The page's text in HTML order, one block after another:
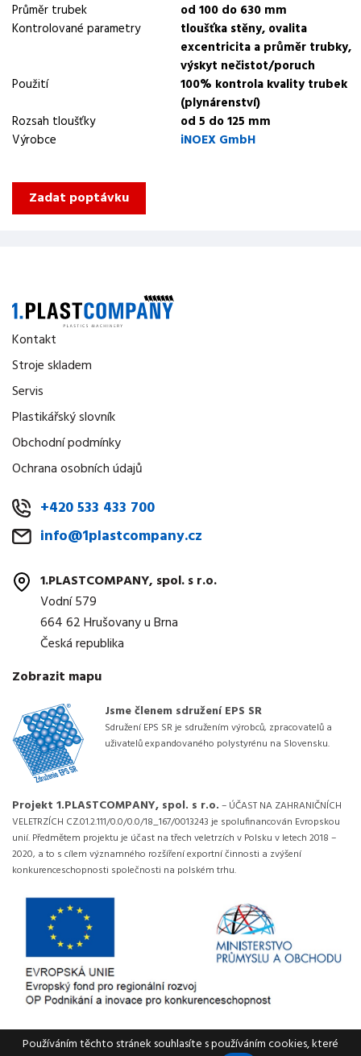
Průměr trubek
od 100 do 630 mm
Kontrolované parametry
tloušťka stěny, ovalita
excentricita a průměr trubky,
výskyt nečistot/poruch
Použití
100% kontrola kvality trubek
(plynárenství)
Rozsah tloušťky
od 5 do 125 mm
Výrobce
iNOEX GmbH
Zadat poptávku
Kontakt
Stroje skladem
Servis
Plastikářský slovník
Obchodní podmínky
Ochrana osobních údajů
+420 533 433 700
info@1plastcompany.cz
1.PLASTCOMPANY, spol. s r.o.
Vodní 579
664 62 Hrušovany u Brna
Česká republika
Zobrazit mapu
Jsme členem sdružení EPS SR
Sdružení EPS SR je sdružením výrobců, zpracovatelů a
uživatelů expandovaného polystyrénu na Slovensku.
Projekt 1.PLASTCOMPANY, spol. s r.o. – ÚČAST NA ZAHRANIČNÍCH
VELETRZÍCH CZ.01.2.111/0.0/0.0/18_167/0013243 je spolufinancován Evropskou
unií. Předmětem projektu je účast na třech veletrzích v Polsku v letech 2018 –
2020, a to s cílem významného rozšíření exportní činnosti a zvýšení
konkurenceschopnosti společnosti na polském trhu.
Používáním těchto stránek souhlasíte s používáním cookies, které